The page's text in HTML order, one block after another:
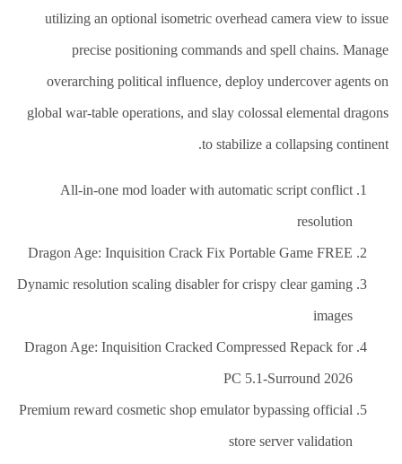
العلاج
الحاج
سالم
utilizing an optional isometric overhead camera view to issue
precise positioning commands and spell chains. Manage
overarching political influence, deploy undercover agents on
global war-table operations, and slay colossal elemental dragons
to stabilize a collapsing continent.
All-in-one mod loader with automatic script conflict
resolution
Dragon Age: Inquisition Crack Fix Portable Game FREE
Dynamic resolution scaling disabler for crispy clear gaming
images
Dragon Age: Inquisition Cracked Compressed Repack for
PC 5.1-Surround 2026
Premium reward cosmetic shop emulator bypassing official
store server validation